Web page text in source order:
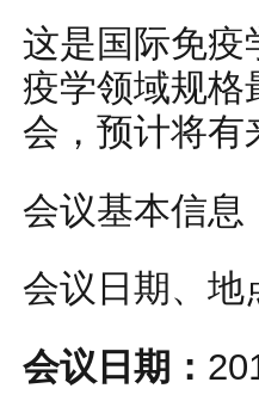
这是国际免疫
疫学领域规格
会，预计将有
会议基本信息
会议日期、地
会议日期：